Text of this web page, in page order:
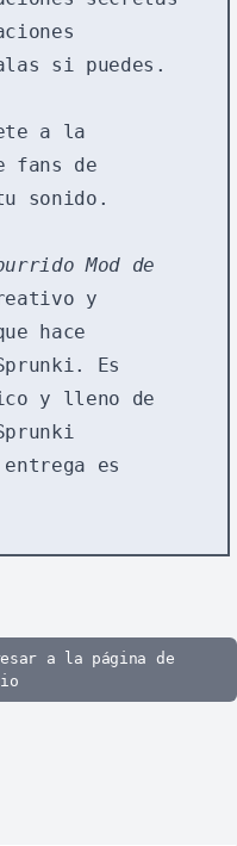
si puedes.
a la
fans de
sonido.
Mod de
y
hace
Es
y lleno de
es
a la página de